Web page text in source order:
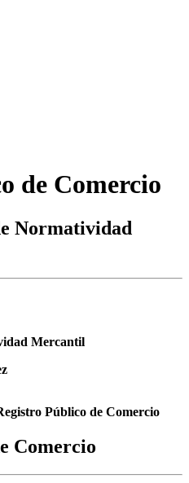
de Comercio
Normatividad
Mercantil
Público de Comercio
Comercio